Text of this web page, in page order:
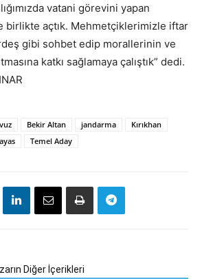
vatani görevini yapan
birlikte açtık. Mehmetçiklerimizle iftar
gibi sohbet edip morallerinin ve
katkı sağlamaya çalıştık” dedi.
Bekir Altan jandarma
Kırıkhan
Temel Aday
Diğer İçerikleri